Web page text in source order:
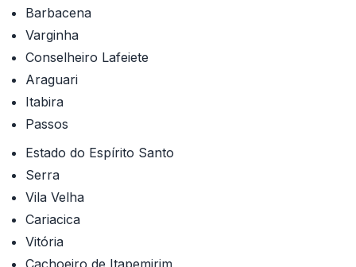
Barbacena
Varginha
Conselheiro Lafeiete
Araguari
Itabira
Passos
Estado do Espírito Santo
Serra
Vila Velha
Cariacica
Vitória